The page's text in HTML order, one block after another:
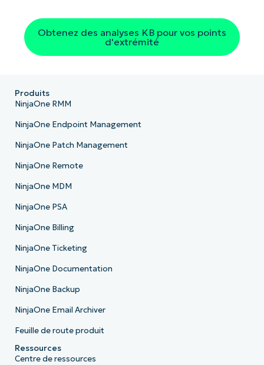
Obtenez des analyses KB pour vos points
d'extrémité
Produits
NinjaOne RMM
NinjaOne Endpoint Management
NinjaOne Patch Management
NinjaOne Remote
NinjaOne MDM
NinjaOne PSA
NinjaOne Billing
NinjaOne Ticketing
NinjaOne Documentation
NinjaOne Backup
NinjaOne Email Archiver
Feuille de route produit
Ressources
Centre de ressources